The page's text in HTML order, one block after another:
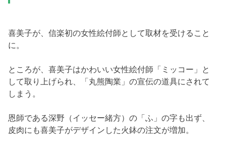
喜美子が、信楽初の女性絵付師として取材を受けること
に。
ところが、喜美子はかわいい女性絵付師「ミッコー」と
して取り上げられ、「丸熊陶業」の宣伝の道具にされて
しまう。
恩師である深野（イッセー緒方）の「ふ」の字も出ず、
皮肉にも喜美子がデザインした火鉢の注文が増加。